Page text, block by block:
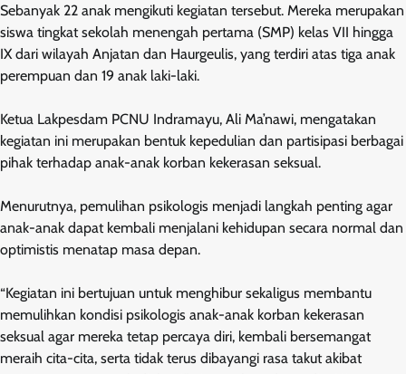
Sebanyak 22 anak mengikuti kegiatan tersebut. Mereka merupakan
siswa tingkat sekolah menengah pertama (SMP) kelas VII hingga
IX dari wilayah Anjatan dan Haurgeulis, yang terdiri atas tiga anak
perempuan dan 19 anak laki-laki.
Ketua Lakpesdam PCNU Indramayu, Ali Ma’nawi, mengatakan
kegiatan ini merupakan bentuk kepedulian dan partisipasi berbagai
pihak terhadap anak-anak korban kekerasan seksual.
Menurutnya, pemulihan psikologis menjadi langkah penting agar
anak-anak dapat kembali menjalani kehidupan secara normal dan
optimistis menatap masa depan.
“Kegiatan ini bertujuan untuk menghibur sekaligus membantu
memulihkan kondisi psikologis anak-anak korban kekerasan
seksual agar mereka tetap percaya diri, kembali bersemangat
meraih cita-cita, serta tidak terus dibayangi rasa takut akibat